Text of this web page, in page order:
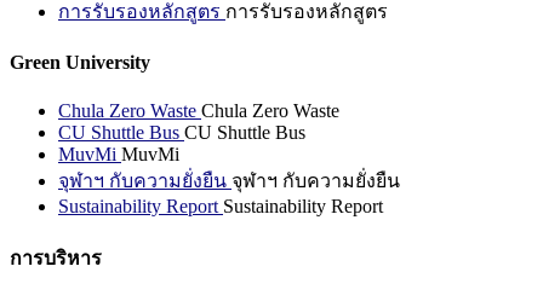
การรับรองหลักสูตร การรับรองหลักสูตร
Green University
Chula Zero Waste Chula Zero Waste
CU Shuttle Bus CU Shuttle Bus
MuvMi MuvMi
จุฬาฯ กับความยั่งยืน จุฬาฯ กับความยั่งยืน
Sustainability Report Sustainability Report
การบริหาร